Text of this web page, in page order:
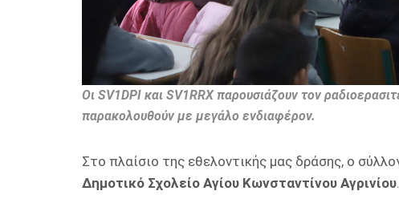
Οι SV1DPI και SV1RRX παρουσιάζουν τον
παρακολουθούν με μεγάλο ενδιαφέρον.
Στο πλαίσιο της εθελοντικής μας δράσης, ο
Δημοτικό Σχολείο Αγίου Κωνσταντίνου Αγρινίου.